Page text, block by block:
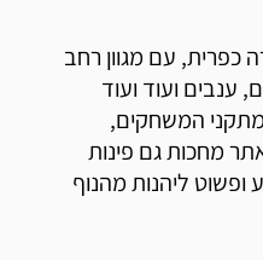
כפרית, עם מגוון רחב
ענבים ועוד ועוד
המשחקים,
מחכות גם פינות
ופשוט ליהנות מהנוף